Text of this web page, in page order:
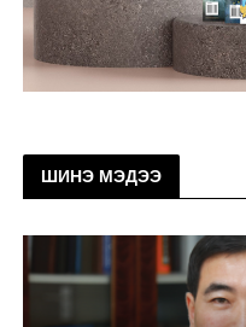
ШИНЭ МЭДЭЭ